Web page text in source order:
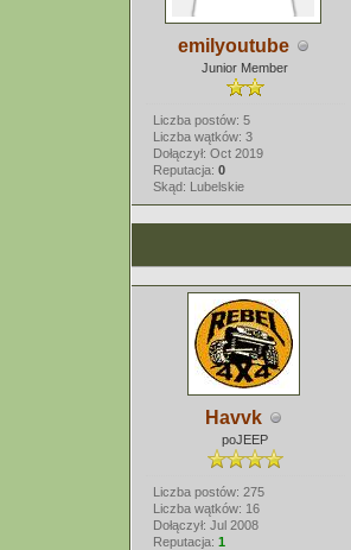
emilyoutube
Junior Member
Liczba postów: 5
Liczba wątków: 3
Dołączył: Oct 2019
Reputacja: 0
Skąd: Lubelskie
Havvk
poJEEP
Liczba postów: 275
Liczba wątków: 16
Dołączył: Jul 2008
Reputacja: 1